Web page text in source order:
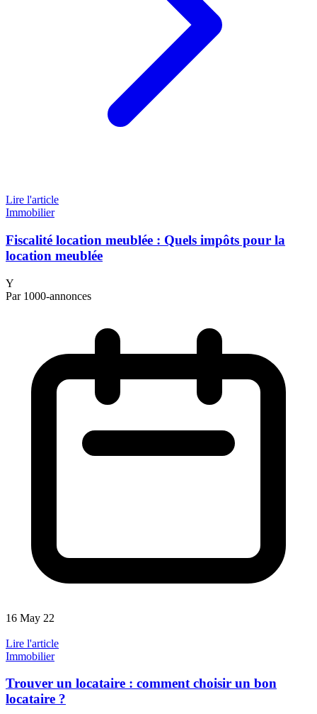
Lire l'article
Immobilier
Fiscalité location meublée : Quels impôts pour la
location meublée
Y
Par 1000-annonces
16 May 22
Lire l'article
Immobilier
Trouver un locataire : comment choisir un bon
locataire ?